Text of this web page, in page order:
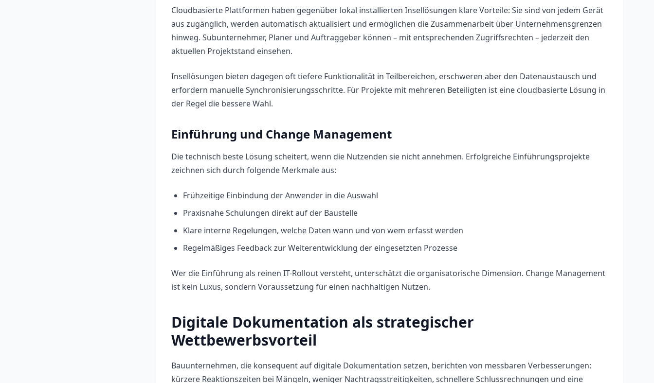
Cloudbasierte Plattformen haben gegenüber lokal installierten Insellösungen klare Vorteile: Sie sind von jedem Gerät
aus zugänglich, werden automatisch aktualisiert und ermöglichen die Zusammenarbeit über Unternehmensgrenzen
hinweg. Subunternehmer, Planer und Auftraggeber können – mit entsprechenden Zugriffsrechten – jederzeit den
aktuellen Projektstand einsehen.
Insellösungen bieten dagegen oft tiefere Funktionalität in Teilbereichen, erschweren aber den Datenaustausch und
erfordern manuelle Synchronisierungsschritte. Für Projekte mit mehreren Beteiligten ist eine cloudbasierte Lösung in
der Regel die bessere Wahl.
Einführung und Change Management
Die technisch beste Lösung scheitert, wenn die Nutzenden sie nicht annehmen. Erfolgreiche Einführungsprojekte
zeichnen sich durch folgende Merkmale aus:
Frühzeitige Einbindung der Anwender in die Auswahl
Praxisnahe Schulungen direkt auf der Baustelle
Klare interne Regelungen, welche Daten wann und von wem erfasst werden
Regelmäßiges Feedback zur Weiterentwicklung der eingesetzten Prozesse
Wer die Einführung als reinen IT-Rollout versteht, unterschätzt die organisatorische Dimension. Change Management
ist kein Luxus, sondern Voraussetzung für einen nachhaltigen Nutzen.
Digitale Dokumentation als strategischer
Wettbewerbsvorteil
Bauunternehmen, die konsequent auf digitale Dokumentation setzen, berichten von messbaren Verbesserungen:
kürzere Reaktionszeiten bei Mängeln, weniger Nachtragsstreitigkeiten, schnellere Schlussrechnungen und eine